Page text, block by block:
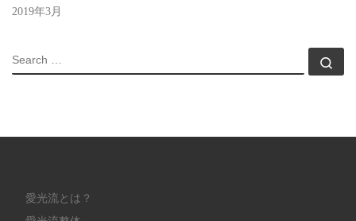
2019年3月
SEARCH
愛光流とは？